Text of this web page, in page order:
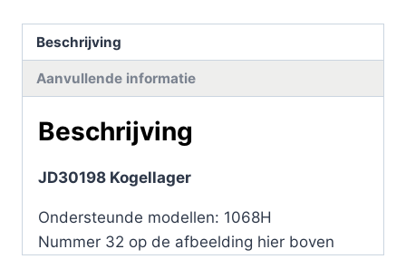
Beschrijving
Aanvullende informatie
Beschrijving
JD30198 Kogellager
Ondersteunde modellen: 1068H
Nummer 32 op de afbeelding hier boven